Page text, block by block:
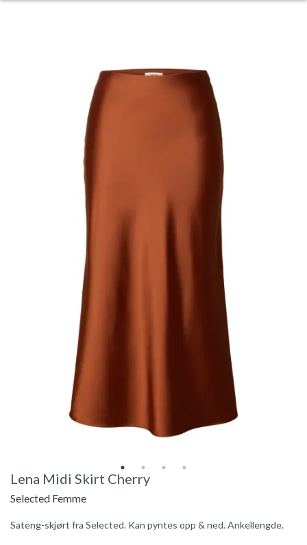
Lena Midi Skirt Cherry
Selected Femme
Sateng-skjørt fra Selected. Kan pyntes opp & ned. Ankellengde.